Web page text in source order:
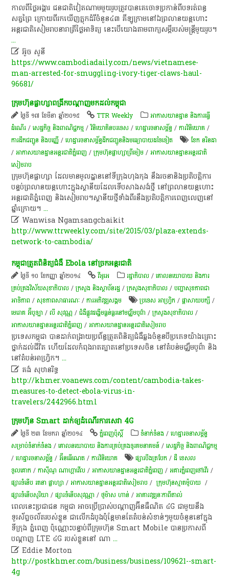
កាលពី​ថ្ងៃ​អង្គារ​ ជនជាតិ​វៀតណាម​មួយ​រូប​ត្រូវ​បាន​គេ​ចោទប្រកាន់​ពី​បទ​រត់ពន្ធ​
សត្វព្រៃ​ ក្រោយ​ពី​រក​ឃើញ​ភ្លុក​ដំរី​ចំនួន​៤៣​ គីឡូក្រាម​នៅ​ឯ​ព្រ​លាន​យន្តហោះ​
អន្តរជាតិ​សៀមរាប​នា​រាត្រី​ថ្ងៃអាទិត្យ​ នេះ​បើ​យោង​តាម​ពាក្យ​សម្តី​របស់​មន្ត្រី​មួយ​រូប​។
...
 អ៊ួច សូនី
https://www.cambodiadaily.com/news/vietnamese-
man-arrested-for-smuggling-ivory-tiger-claws-haul-
96681/
ក្រុមហ៊ុន​ផ្លា​ហ្សា​ពង្រីក​បណ្តាញ​មក​ដល់​កម្ពុជា​
ថ្ងៃទី ១៧ ខែមីនា ឆ្នាំ២០១៥ TTR Weekly
អាកាសយានដ្ឋាន និងការធ្វើ
ដំណើរ /សេដ្ឋកិច្ច និងពាណិជ្ជកម្ម /វិនិយោគិនបរទេស /ហេដ្ឋារចនាសម្ព័ន្ធ /ការវិនិយោគ /
ការដឹកជញ្ជូន និងបញ្ញើ /ហេដ្ឋារចនាសម្ព័ន្ធដឹកជញ្ជូននិងមធ្យោបាយដទៃទៀត
ខែក នរិនដា
/អាកាសយានដ្ឋានអន្តរជាតិភ្នំពេញ /ក្រុមហ៊ុន​ផ្លា​ហ្សា​ព្រីមៀម /អាកាសយានដ្ឋានអន្តរជាតិ
សៀមរាប
ក្រុមហ៊ុន​ផ្លា​ហ្សា​ ដែល​មាន​មូលដ្ឋាន​នៅ​ទីក្រុង​ហុងកុង​ នឹង​រចនា​និង​ប្រតិបត្តិការ​
បន្ទប់​ព្រលានយន្តហោះ​ក្នុង​ស្ថានីយ​ដែល​ទើប​សាងសង់​ថ្មី​ នៅ​ព្រ​លាន​យន្តហោះ​
អន្តរជាតិ​ភ្នំពេញ​ និង​សៀមរាប​។​​ ស្ថានីយ​ថ្មី​ទាំង​ពីរ​នឹង​ប្រតិបត្តិការ​ពេញលេញ​នៅ​
ឆ្នាំ​ក្រោយ​។​​...
 Wanwisa Ngamsangchaikit
http://www.ttrweekly.com/site/2015/03/plaza-extends-
network-to-cambodia/
កម្ពុជា​ត្រួត​ពិនិត្យ​ជំងឺ​​ Ebola​ នៅ​ច្រក​អន្តរជាតិ
ថ្ងៃទី ១០ ខែកញ្ញា ឆ្នាំ២០១៤ វីអូអេ រដ្ឋាភិបាល /គោលនយោបាយ និងការ
គ្រប់គ្រងវិស័យសុខាភិបាល /ក្រសួង និងស្ថាប័នរដ្ឋ /ក្រសួងសុខាភិបាល /បញ្ហាសុខភាពជា
អាទិភាព /សុខ​ភាព​សា​ធា​រណៈ /ការ​អភិវឌ្ឍ​សង្គម ប្រទេស​ អាហ្វ្រិក /ផ្តាសាយបក្សី /
មេរោគ អ៊ីបូឡា /លី សុវណ្ណ /​ជំងឺផ្លូវ​ដង្ហើម​ធ្ងន់ធ្ងរ​នៅ​មជ្ឈឹម​បូព៌ា​ /ក្រសួងសុខាភិបាល /
អាកាសយានដ្ឋានអន្តរជាតិភ្នំពេញ /អាកាសយានដ្ឋានអន្តរជាតិសៀមរាប
ប្រទេស​កម្ពុជា​ បាន​ដាក់​ពង្រាយ​ប្រព័ន្ធ​ត្រួត​ពិនិត្យ​ជំងឺ​ឆ្លង​ចំនួន​បី​ប្រភេទ​យ៉ាង​គ្រោះ​
ថ្នាក់​ដល់ជីវិត ហើយដែល​កំពុង​រាត​ត្បាត​នៅ​ប្រទេស​ចិន​ នៅ​តំបន់​មជ្ឈឹម​បូព៌ា​ និង​
នៅ​តំបន់​អាហ្វ្រិក។​...
 គង់ សុឋានរិទ្ធ
http://khmer.voanews.com/content/cambodia-takes-
measures-to-detect-ebola-virus-in-
travelers/2442966.html
ក្រុមហ៊ុន​ Smart​ ដាក់​ឲ្យ​ដំណើរការ​សេវា​ 4G
ថ្ងៃទី ២៣ ខែមករា ឆ្នាំ២០១៤ ភ្នំពេញប៉ុស្តិ៍ ទំនាក់ទំនង /ហេដ្ឋារចនាសម្ព័ន្ធ
សម្រាប់ទំនាក់ទំនង /គោលនយោបាយ និងការគ្រប់គ្រងទូរគមនាគមន៍ /សេដ្ឋកិច្ច និងពាណិជ្ជកម្ម
/ហេដ្ឋារចនាសម្ព័ន្ធ /អ៊ីនធើណេត /ការវិនិយោគ ផ្សារបឹងត្របែក /ដឺ ខេសល
ទួលគោក /កាស៊ីណូ ណា​ហ្គាវើល /អាកាសយានដ្ឋានអន្តរជាតិភ្នំពេញ /អគារភ្នំពេញ​ថៅ​វើរ/
ផ្សារ​ទំនើប រតនា ផ្លាហ្សា/អាកាសយានដ្ឋានអន្តរជាតិសៀមរាប / ក្រុមហ៊ុនស្មាតម៉ូបាយ /
ផ្សារទំនើបសូរិយា /ផ្សារទំនើបសុវណ្ណា /ថូម៉ាស ហាន់ /អាគារវឌ្ឍនៈកាពីតាល់
​ពេល​នេះ​ប្រជាជន​ កម្ពុជា​ អាច​ប្រើប្រាស់​បណ្ដាញ​អ៊ីនធឺណិត​ ៤G​ ជាមួយនឹង​
ទូរស័ព្ទ​ចល័ត​របស់​ខ្លួន​ ជា​លើក​ដំបូង​ប៉ុន្តែ​មាន​តែ​តំបន់​សំខាន់ៗ​មួយ​ចំនួន​នៅ​ក្នុង​
ទីក្រុង​ ភ្នំពេញ​ ប៉ុណ្ណោះ​បន្ទាប់​ពី​ក្រុមហ៊ុន​ Smart​ Mobile​ បាន​ប្រកាស​ពី​
បណ្ដាញ​ LTE​ ៤G​ របស់​ខ្លួន​នៅ​ ណា...
 Eddie Morton
http://postkhmer.com/business/business/109621--smart-
4g